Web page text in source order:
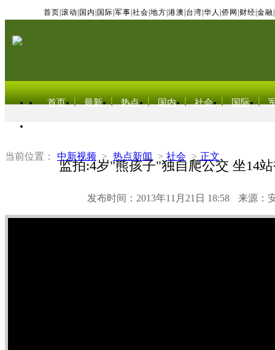
首页 滚动 国内 国际 军事 社会 地方 港澳 台湾 华人 侨网 财经 金融
首页 最新 热点 国内 社会 国际
当前位置： 中新视频 > 热点新闻 > 社会 > 正文
监拍:4岁"熊孩子"独自爬公交 坐14
发布时间：2013年11月21日 18:58 来源：